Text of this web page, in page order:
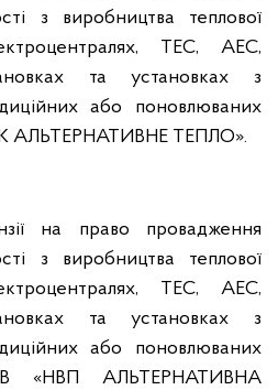
з виробництва теплової
ТЕС, АЕС,
та установках з
або поновлюваних
АЛЬТЕРНАТИВНЕ ТЕПЛО».
на право провадження
з виробництва теплової
ТЕС, АЕС,
та установках з
або поновлюваних
«НВП АЛЬТЕРНАТИВНА